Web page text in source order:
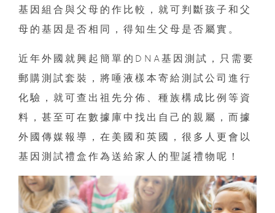
基因組合與父母的作比較，就可判斷孩子和父
母的基因是否相同，得知生父母是否屬實。
近年外國就興起簡單的DNA基因測試，只需要
郵購測試套裝，將唾液樣本寄給測試公司進行
化驗，就可查出祖先分佈、種族構成比例等資
料，甚至可在數據庫中找出自己的親屬，而據
外國傳媒報導，在美國和英國，很多人更會以
基因測試禮盒作為送給家人的聖誕禮物呢！